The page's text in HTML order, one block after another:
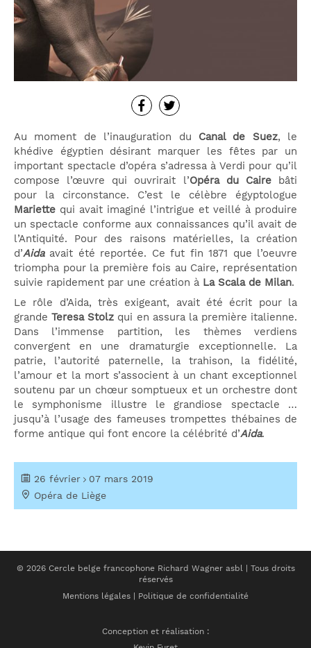
Au moment de l’inauguration du Canal de Suez, le
khédive égyptien désirant marquer les fêtes par un
important spectacle d’opéra s’adressa à Verdi pour qu’il
compose l’œuvre qui ouvrirait l’Opéra du Cairebâti
pour la circonstance. C’est le célèbre égyptologue
Mariette qui avait imaginé l’intrigue et veillé à produire
un spectacle conforme aux connaissances qu’il avait de
l’Antiquité. Pour des raisons matérielles, la création
d’Aida avait été reportée. Ce fut fin 1871 que l’oeuvre
triompha pour la première fois au Caire, représentation
suivie rapidement par une création à La Scala de Milan.
Le rôle d’Aida, très exigeant, avait été écrit pour la
grandeTeresa Stolz qui en assura la première italienne.
Dans l’immense partition, les thèmes verdiens
convergent en une dramaturgie exceptionnelle. La
patrie, l’autorité paternelle, la trahison, la fidélité,
l’amour et la mort s’associent à un chant exceptionnel
soutenu par un chœur somptueux et un orchestre dont
le symphonisme illustre le grandiose spectacle …
jusqu’à l’usage des fameuses trompettes thébaines de
forme antique qui font encore la célébrité d’Aida.
26 février
07 mars 2019
Opéra de Liège
© 2026 Cercle belge francophone Richard Wagner asbl | Tous droits
réservés
Mentions légales | Politique de confidentialité
Conception et réalisation :